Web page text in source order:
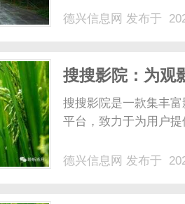
德兴信息网 发布于
搜搜影院：为观
搜搜影院是一款集丰
平台，致力于为用户
德兴信息网 发布于